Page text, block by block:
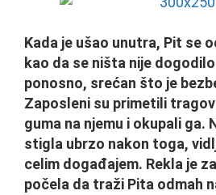
Kada je ušao unutra, Pit se
kao da se ništa nije
ponosno, srećan što je
Zaposleni su primetili
guma na njemu i okupali ga.
stigla ubrzo nakon toga,
celim događajem. Rekla je
počela da traži Pita odmah